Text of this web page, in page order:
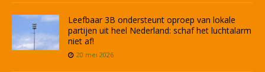
Leefbaar 3B ondersteunt oproep van lokale
partijen uit heel Nederland: schaf het luchtalarm
niet af!
20 mei 2026